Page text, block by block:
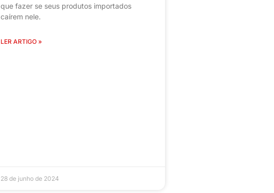
que fazer se seus produtos importados
caírem nele.
LER ARTIGO »
28 de junho de 2024